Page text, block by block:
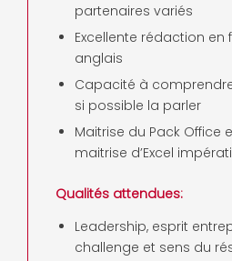
partenaires variés
Excellente rédaction en
anglais
Capacité à
si possible la parler
Maitrise du Pack Office
maitrise d’Excel
Qualités attendues:
Leadership, esprit
challenge et sens du